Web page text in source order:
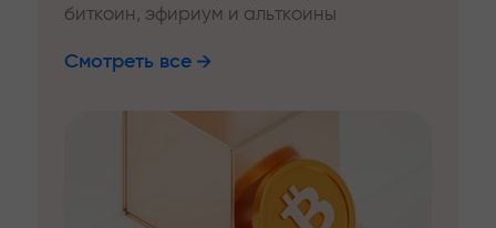
биткоин, эфириум и альткоины
Смотреть все